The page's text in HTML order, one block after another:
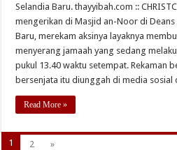
Selandia Baru. thayyibah.com ::
mengerikan di Masjid an-Noor di Deans
Baru, merekam aksinya layaknya
menyerang jamaah yang sedang
pukul 13.40 waktu setempat. Rekaman
bersenjata itu diunggah di media sosial
Read More »
1 2 »